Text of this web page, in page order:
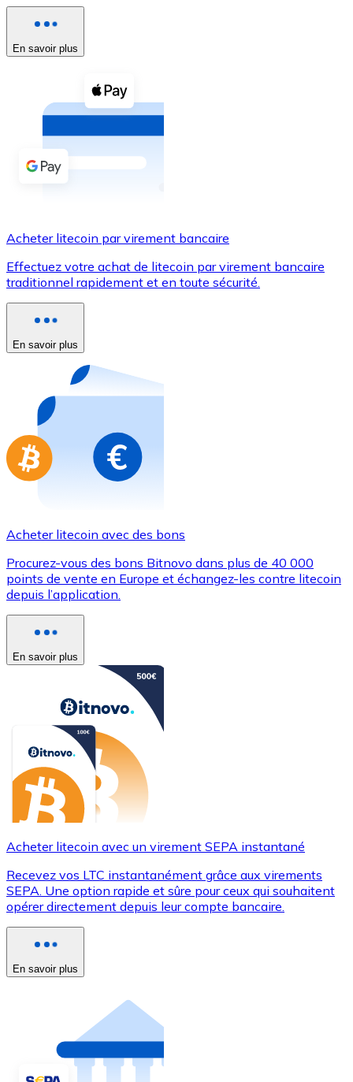
Voir toutes
Coupons crypto
Achetez des cryptomonnaies en espèces et d'autres
Acheter avec espèces
Virement SEPA
Utilisez les cartes Visa et Mastercard pour acheter
Acheter avec carte
Nouveau
Achetez des cartes-cadeaux de vos marques
Aller à la boutique de cartes-cadeaux
En savoir plus
Acheter litecoin par virement bancaire
Effectuez votre achat de litecoin par virement bancaire
traditionnel rapidement et en toute sécurité.
En savoir plus
Acheter litecoin avec des bons
Procurez-vous des bons Bitnovo dans plus de 40 000
points de vente en Europe et échangez-les contre litecoin
depuis l’application.
En savoir plus
Acheter litecoin avec un virement SEPA instantané
Recevez vos LTC instantanément grâce aux virements
SEPA. Une option rapide et sûre pour ceux qui souhaitent
opérer directement depuis leur compte bancaire.
En savoir plus